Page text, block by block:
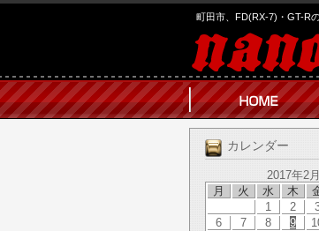
町田市、FD(RX-7)・GT-R
カレンダー
2017年2月
月
火 水 木
1 2
6
7 8 9